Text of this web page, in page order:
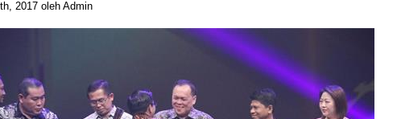
2017 oleh Admin